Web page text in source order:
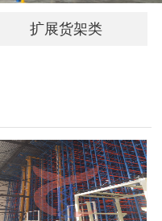
扩展货架类